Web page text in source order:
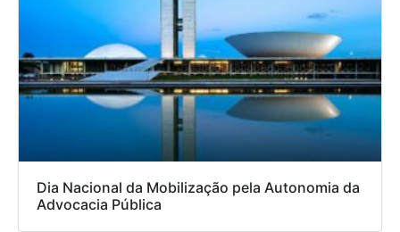
Dia Nacional da Mobilização pela Autonomia da
Advocacia Pública